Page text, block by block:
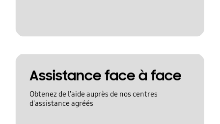
Assistance face à face
Obtenez de l'aide auprès de nos centres
d'assistance agréés